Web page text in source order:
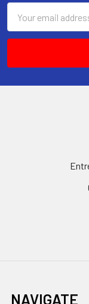
Address
NAVIGATE